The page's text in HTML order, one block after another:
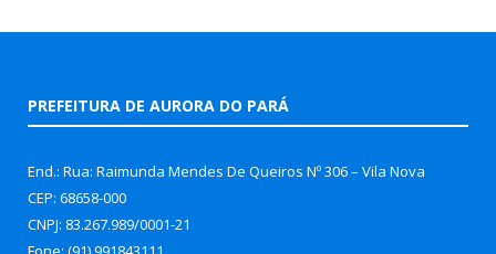
PREFEITURA DE AURORA DO PARÁ
End.: Rua: Raimunda Mendes De Queiros Nº 306 – Vila Nova
CEP: 68658-000
CNPJ: 83.267.989/0001-21